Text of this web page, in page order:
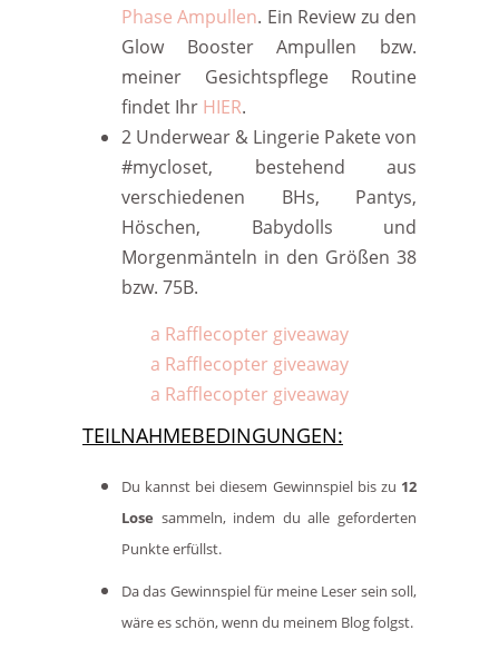
Phase Ampullen. Ein Review zu den
Glow Booster Ampullen bzw.
meiner Gesichtspflege Routine
findet Ihr HIER.
2 Underwear & Lingerie Pakete von
#mycloset, bestehend aus
verschiedenen BHs, Pantys,
Höschen, Babydolls und
Morgenmänteln in den Größen 38
bzw. 75B.
a Rafflecopter giveaway
a Rafflecopter giveaway
a Rafflecopter giveaway
TEILNAHMEBEDINGUNGEN:
Du kannst bei diesem Gewinnspiel bis zu 12
Lose sammeln, indem du alle geforderten
Punkte erfüllst.
Da das Gewinnspiel für meine Leser sein soll,
wäre es schön, wenn du meinem Blog folgst.